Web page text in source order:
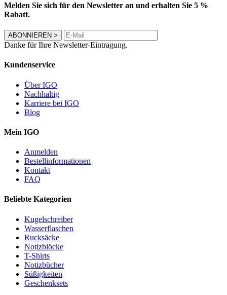
Melden Sie sich für den Newsletter an und erhalten Sie 5 %
Rabatt.
ABONNIEREN >
Danke für Ihre Newsletter-Eintragung.
Kundenservice
Über IGO
Nachhaltig
Karriere bei IGO
Blog
Mein IGO
Anmelden
Bestellinformationen
Kontakt
FAQ
Beliebte Kategorien
Kugelschreiber
Wasserflaschen
Rucksäcke
Notizblöcke
T-Shirts
Notizbücher
Süßigkeiten
Geschenksets